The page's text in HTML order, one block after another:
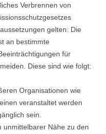
Verbrennen von
gelten: Die
an bestimmte
für
Diese sind wie folgt:
Organisationen wie
veranstaltet werden
sein.
unmittelbarer Nähe zu den